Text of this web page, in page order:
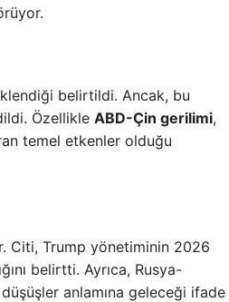
belirtildi. Ancak, bu
Özellikle ABD-Çin gerilimi,
temel etkenler olduğu
Citi, Trump yönetiminin 2026
belirtti. Ayrıca, Rusya-
anlamına geleceği ifade